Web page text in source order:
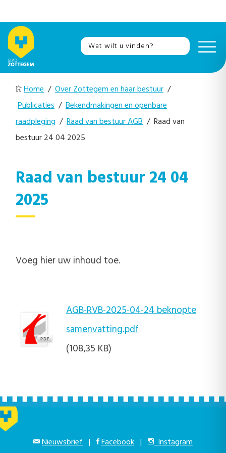
Home / Over Zottegem en haar bestuur /
Publicaties / Bekendmakingen en openbare
raadpleging / Raad van bestuur AGB / Raad van
bestuur 24 04 2025
Raad van bestuur 24 04
2025
Voeg hier uw inhoud toe.
AGB-RVB-2025-04-24 beknopte
samenvatting.pdf
(108,35 KB)
Nieuwsbrief | Facebook | Instagram